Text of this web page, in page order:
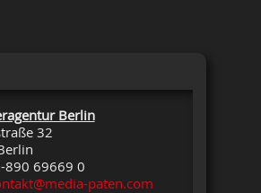
Berlin
32
890 69669 0
paten.com